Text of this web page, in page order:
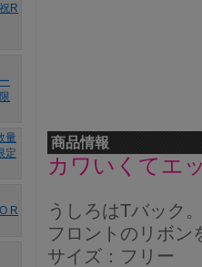
商品情報
カワいくてエ
うしろはTバック
フロントのリボン
サイズ：フリー